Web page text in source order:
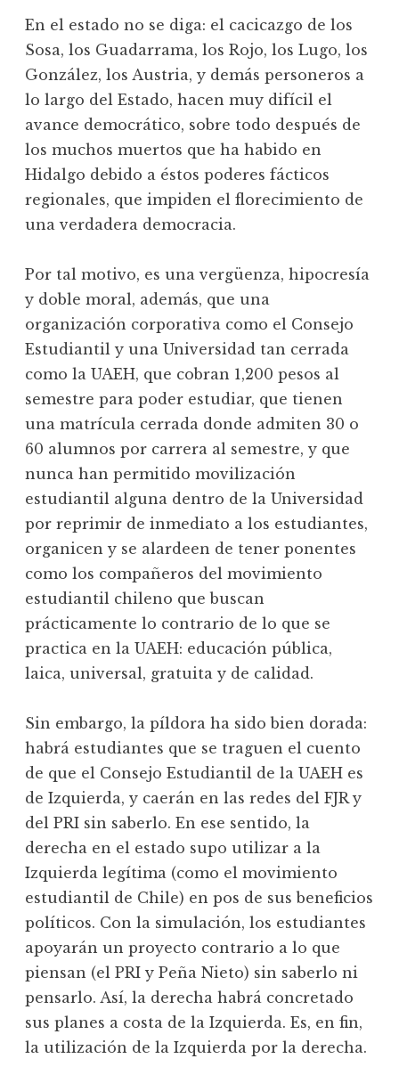
En el estado no se diga: el cacicazgo de los
Sosa, los Guadarrama, los Rojo, los Lugo, los
González, los Austria, y demás personeros a
lo largo del Estado, hacen muy difícil el
avance democrático, sobre todo después de
los muchos muertos que ha habido en
Hidalgo debido a éstos poderes fácticos
regionales, que impiden el florecimiento de
una verdadera democracia.
Por tal motivo, es una vergüenza, hipocresía
y doble moral, además, que una
organización corporativa como el Consejo
Estudiantil y una Universidad tan cerrada
como la UAEH, que cobran 1,200 pesos al
semestre para poder estudiar, que tienen
una matrícula cerrada donde admiten 30 o
60 alumnos por carrera al semestre, y que
nunca han permitido movilización
estudiantil alguna dentro de la Universidad
por reprimir de inmediato a los estudiantes,
organicen y se alardeen de tener ponentes
como los compañeros del movimiento
estudiantil chileno que buscan
prácticamente lo contrario de lo que se
practica en la UAEH: educación pública,
laica, universal, gratuita y de calidad.
Sin embargo, la píldora ha sido bien dorada:
habrá estudiantes que se traguen el cuento
de que el Consejo Estudiantil de la UAEH es
de Izquierda, y caerán en las redes del FJR y
del PRI sin saberlo. En ese sentido, la
derecha en el estado supo utilizar a la
Izquierda legítima (como el movimiento
estudiantil de Chile) en pos de sus beneficios
políticos. Con la simulación, los estudiantes
apoyarán un proyecto contrario a lo que
piensan (el PRI y Peña Nieto) sin saberlo ni
pensarlo. Así, la derecha habrá concretado
sus planes a costa de la Izquierda. Es, en fin,
la utilización de la Izquierda por la derecha.